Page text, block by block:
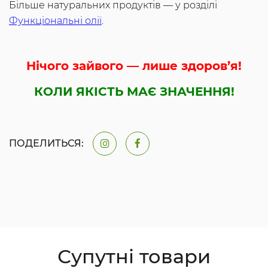
Більше натуральних продуктів — у розділі
Функціональні олії.
Нічого зайвого — лише здоров’я!
КОЛИ ЯКІСТЬ МАЄ ЗНАЧЕННЯ!
ПОДЕЛИТЬСЯ:
Супутні товари